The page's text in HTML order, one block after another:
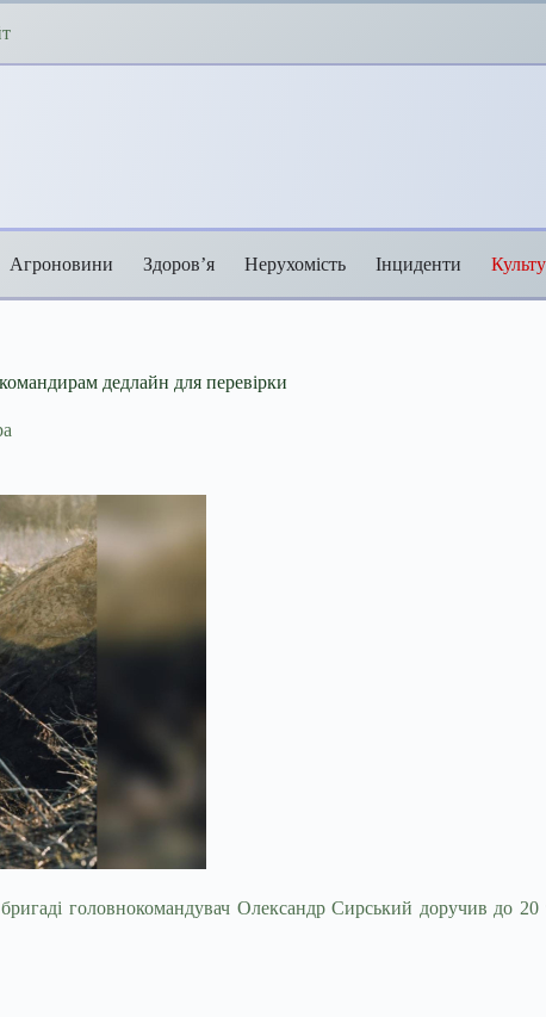
Агроновини Здоров’я Нерухомість Інциденти
дедлайн для перевірки
головнокомандувач Олександр Сирський доручив до 20